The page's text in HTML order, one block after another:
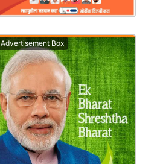
Advertisement Box